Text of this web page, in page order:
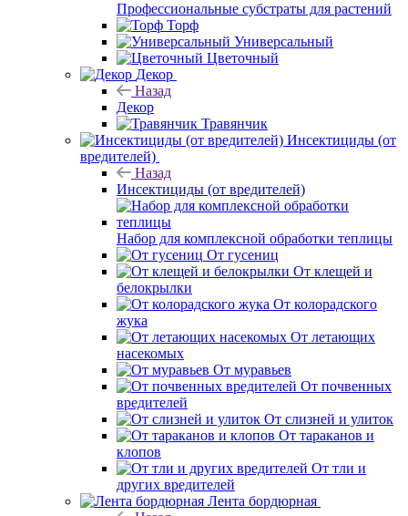
Профессиональные субстраты для растений
Торф
Универсальный
Цветочный
Декор
Назад
Декор
Травянчик
Инсектициды (от
вредителей)
Назад
Инсектициды (от вредителей)
Набор для комплексной обработки теплицы
От гусениц
От клещей и
белокрылки
От колорадского
жука
От летающих
насекомых
От муравьев
От почвенных
вредителей
От слизней и улиток
От тараканов и
клопов
От тли и
других вредителей
Лента бордюрная